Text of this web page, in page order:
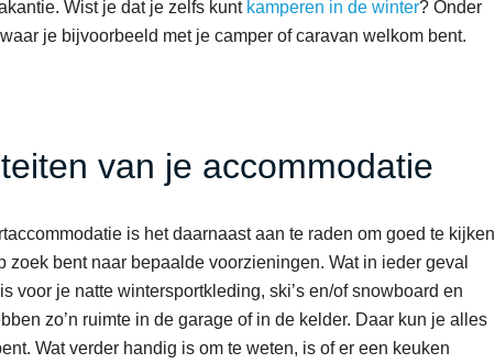
Wist je dat je zelfs kunt kamperen in de winter? Onder
je bijvoorbeeld met je camper of caravan welkom bent.
van je accommodatie
is het daarnaast aan te raden om goed te kijken
bent naar bepaalde voorzieningen. Wat in ieder geval
voor je natte wintersportkleding, ski’s en/of snowboard en
zo’n ruimte in de garage of in de kelder. Daar kun je alles
Wat verder handig is om te weten, is of er een keuken